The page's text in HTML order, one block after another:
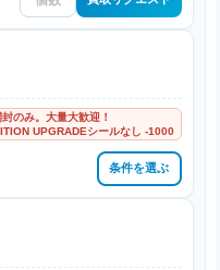
のみ。大量大歓迎！
UPGRADEシールなし -1000
条件を選ぶ